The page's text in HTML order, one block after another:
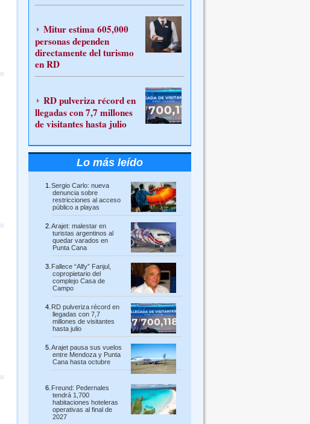
Mitur estima 605,000
personas dependen
directamente del turismo
en RD
RD pulveriza récord en
llegadas con 7,7 millones
de visitantes hasta julio
Lo más leído
Sergio Carlo: nueva
denuncia sobre
restricciones al acceso
público a playas
Arajet: malestar en
turistas argentinos al
quedar varados en
Punta Cana
Fallece “Alfy” Fanjul,
copropietario del
complejo Casa de
Campo
RD pulveriza récord en
llegadas con 7,7
millones de visitantes
hasta julio
Arajet pausa sus vuelos
entre Mendoza y Punta
Cana hasta octubre
Freund: Pedernales
tendrá 1,700
habitaciones hoteleras
operativas al final de
2027